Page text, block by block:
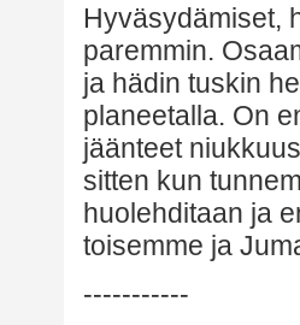
Hyväsydämiset,
paremmin.
ja hädin tuskin
planeetalla. On
jäänteet
sitten kun
huolehditaan ja
toisemme ja
-----------